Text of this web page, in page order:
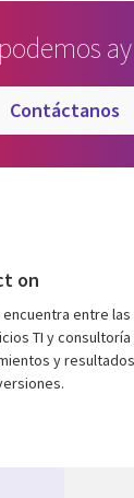
contáctanos
on
encuentra entre
TI y
y